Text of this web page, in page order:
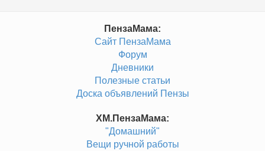
ПензаМама:
Сайт ПензаМама
Форум
Дневники
Полезные статьи
Доска объявлений Пензы
ХМ.ПензаМама:
"Домашний"
Вещи ручной работы